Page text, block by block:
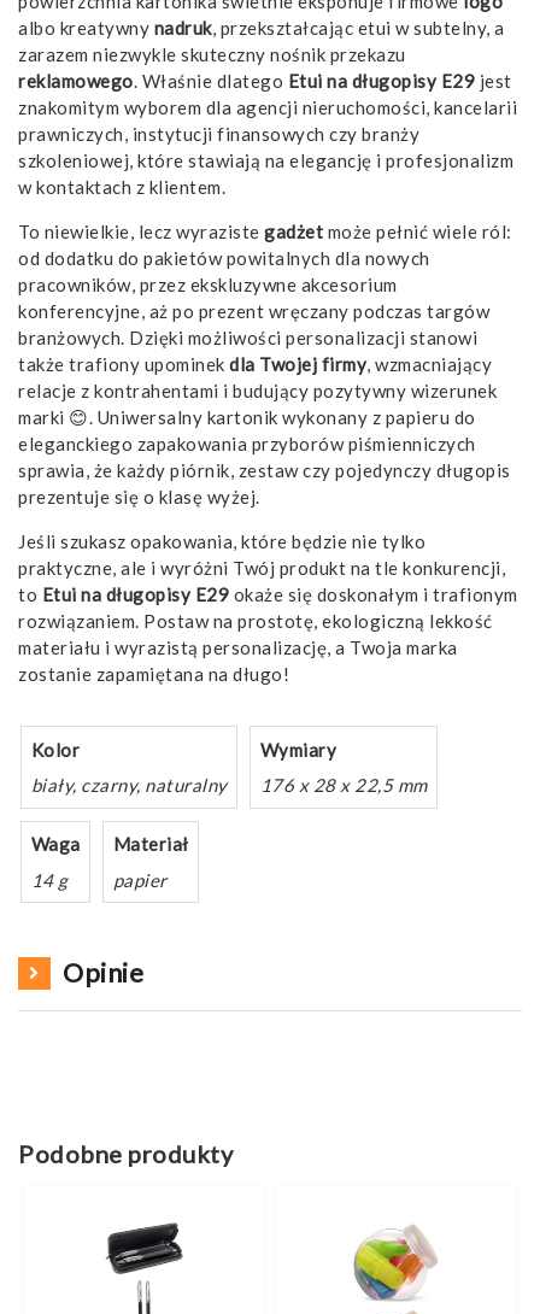
albo kreatywny nadruk, przekształcając etui w subtelny, a
zarazem niezwykle skuteczny nośnik przekazu
reklamowego. Właśnie dlatego Etui na długopisy E29 jest
znakomitym wyborem dla agencji nieruchomości, kancelarii
prawniczych, instytucji finansowych czy branży
szkoleniowej, które stawiają na elegancję i profesjonalizm
w kontaktach z klientem.
To niewielkie, lecz wyraziste gadżet może pełnić wiele ról:
od dodatku do pakietów powitalnych dla nowych
pracowników, przez ekskluzywne akcesorium
konferencyjne, aż po prezent wręczany podczas targów
branżowych. Dzięki możliwości personalizacji stanowi
także trafiony upominek dla Twojej firmy, wzmacniający
relacje z kontrahentami i budujący pozytywny wizerunek
marki 😊. Uniwersalny kartonik wykonany z papieru do
eleganckiego zapakowania przyborów piśmienniczych
sprawia, że każdy piórnik, zestaw czy pojedynczy długopis
prezentuje się o klasę wyżej.
Jeśli szukasz opakowania, które będzie nie tylko
praktyczne, ale i wyróżni Twój produkt na tle konkurencji,
to Etui na długopisy E29 okaże się doskonałym i trafionym
rozwiązaniem. Postaw na prostotę, ekologiczną lekkość
materiału i wyrazistą personalizację, a Twoja marka
zostanie zapamiętana na długo!
Kolor
biały, czarny, naturalny
Wymiary
176 x 28 x 22,5 mm
Waga
14 g
Materiał
papier
Opinie
Podobne produkty